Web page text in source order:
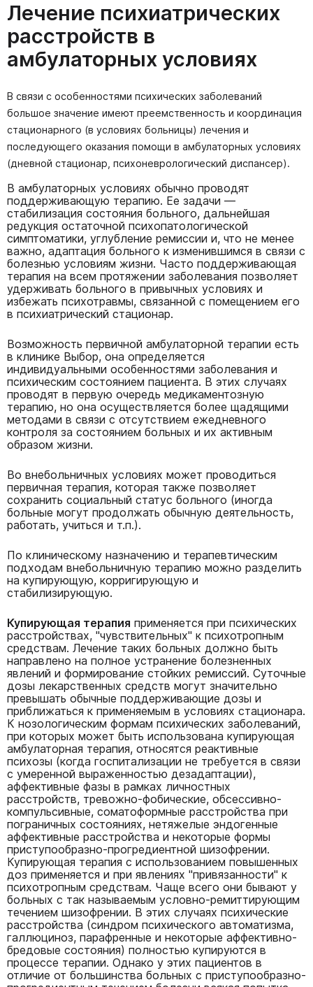
Лечение психиатрических
расстройств в
амбулаторных условиях
В связи с особенностями психических заболеваний
большое значение имеют преемственность и координация
стационарного (в условиях больницы) лечения и
последующего оказания помощи в амбулаторных условиях
(дневной стационар, психоневрологический диспансер).
В амбулаторных условиях обычно проводят
поддерживающую терапию. Ее задачи —
стабилизация состояния больного, дальнейшая
редукция остаточной психопатологической
симптоматики, углубление ремиссии и, что не менее
важно, адаптация больного к изменившимся в связи с
болезнью условиям жизни. Часто поддерживающая
терапия на всем протяжении заболевания позволяет
удерживать больного в привычных условиях и
избежать психотравмы, связанной с помещением его
в психиатрический стационар.
Возможность первичной амбулаторной терапии есть
в клинике Выбор, она определяется
индивидуальными особенностями заболевания и
психическим состоянием пациента. В этих случаях
проводят в первую очередь медикаментозную
терапию, но она осуществляется более щадящими
методами в связи с отсутствием ежедневного
контроля за состоянием больных и их активным
образом жизни.
Во внебольничных условиях может проводиться
первичная терапия, которая также позволяет
сохранить социальный статус больного (иногда
больные могут продолжать обычную деятельность,
работать, учиться и т.п.).
По клиническому назначению и терапевтическим
подходам внебольничную терапию можно разделить
на купирующую, корригирующую и
стабилизирующую.
Купирующая терапия применяется при психических
расстройствах, "чувствительных" к психотропным
средствам. Лечение таких больных должно быть
направлено на полное устранение болезненных
явлений и формирование стойких ремиссий. Суточные
дозы лекарственных средств могут значительно
превышать обычные поддерживающие дозы и
приближаться к применяемым в условиях стационара.
К нозологическим формам психических заболеваний,
при которых может быть использована купирующая
амбулаторная терапия, относятся реактивные
психозы (когда госпитализации не требуется в связи
с умеренной выраженностью дезадаптации),
аффективные фазы в рамках личностных
расстройств, тревожно-фобические, обсессивно-
компульсивные, соматоформные расстройства при
пограничных состояниях, нетяжелые эндогенные
аффективные расстройства и некоторые формы
приступообразно-прогредиентной шизофрении.
Купирующая терапия с использованием повышенных
доз применяется и при явлениях "привязанности" к
психотропным средствам. Чаще всего они бывают у
больных с так называемым условно-ремиттирующим
течением шизофрении. В этих случаях психические
расстройства (синдром психического автоматизма,
галлюциноз, парафренные и некоторые аффективно-
бредовые состояния) полностью купируются в
процессе терапии. Однако у этих пациентов в
отличие от большинства больных с приступообразно-